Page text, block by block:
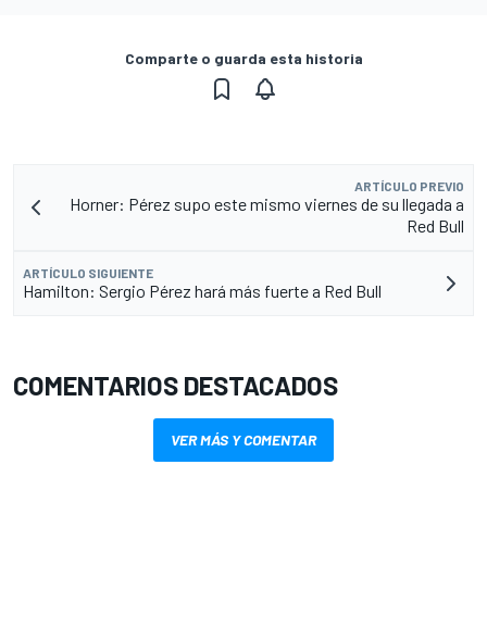
Comparte o guarda esta historia
ARTÍCULO PREVIO
Horner: Pérez supo este mismo viernes de su llegada a
Red Bull
ARTÍCULO SIGUIENTE
Hamilton: Sergio Pérez hará más fuerte a Red Bull
COMENTARIOS DESTACADOS
VER MÁS Y COMENTAR